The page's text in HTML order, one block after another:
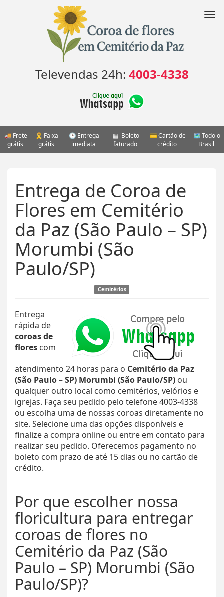
Televendas 24h: 4003-4338
Frete
grátis
Faixa
grátis
Entrega
imediata
Boleto
faturado
Cartão de
crédito
Todo o
Brasil
Entrega de Coroa de
Flores em Cemitério
da Paz (São Paulo – SP)
Morumbi (São
Paulo/SP)
Cemitérios
Entrega
rápida de
coroas de
flores com
atendimento 24 horas para o Cemitério da Paz
(São Paulo – SP) Morumbi (São Paulo/SP) ou
qualquer outro local como cemitérios, velórios e
igrejas. Faça seu pedido pelo telefone 4003-4338
ou escolha uma de nossas coroas diretamente no
site. Selecione uma das opções disponíveis e
finalize a compra online ou entre em contato para
realizar seu pedido. Oferecemos pagamento no
boleto com prazo de até 15 dias ou no cartão de
crédito.
Por que escolher nossa
floricultura para entregar
coroas de flores no
Cemitério da Paz (São
Paulo – SP) Morumbi (São
Paulo/SP)?